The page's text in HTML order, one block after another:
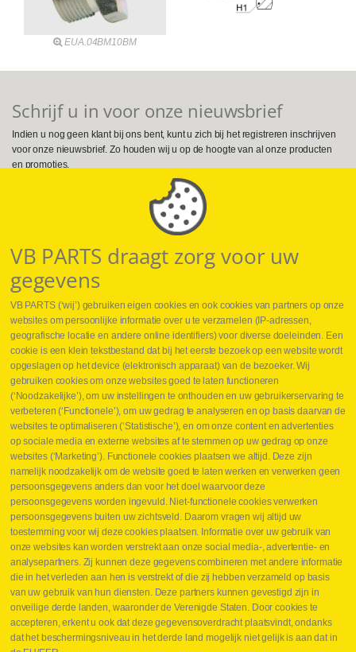
EUA.04BM10BM
Schrijf u in voor onze nieuwsbrief
Indien u nog geen klant bij ons bent, kunt u zich bij het registreren inschrijven
voor onze nieuwsbrief. Zo houden wij u op de hoogte van al onze producten
en promoties.
Volg ons op Social Media
Webshop
Nieuws
Jobs
Contact
Leveringen
Drukcontrole set
Persmaten
Herstellen cilinders
Hoe opmeten?
Hydrogroepen
Hydraulische slangen
Contact VB Parts
Abraham Hansstraat 7 ,B-8800 Roeselare
Tel. +32 (0)51 24 06 05
E-mail info@vbparts.be
⏳ Laatste maand Webtec-promotie!
VB PARTS draagt zorg voor uw
gegevens
VB PARTS (‘wij’) gebruiken eigen cookies en ook cookies van partners op onze
websites om persoonlijke informatie over u te verzamelen (IP-adressen,
geografische locatie en andere online identifiers) voor diverse doeleinden. Een
cookie is een klein tekstbestand dat bij het eerste bezoek op een website wordt
opgeslagen op het device (elektronisch apparaat) van de bezoeker. Wij
gebruiken cookies om onze websites goed te laten functioneren
(‘Noodzakelijke’), om uw instellingen te onthouden en uw gebruikerservaring te
verbeteren (‘Functionele’), om uw gedrag te analyseren en op basis daarvan de
websites te optimaliseren (‘Statistische’), en om onze content en advertenties
op sociale media en externe websites af te stemmen op uw gedrag op onze
websites (‘Marketing’). Functionele cookies plaatsen we altijd. Deze zijn
namelijk noodzakelijk om de website goed te laten werken en verwerken geen
persoonsgegevens anders dan voor het doel waarvoor deze
persoonsgegevens worden ingevuld. Niet-functionele cookies verwerken
persoonsgegevens buiten uw zichtsveld. Daarom vragen wij altijd uw
toestemming voor wij deze cookies plaatsen. Informatie over uw gebruik van
onze websites kan worden verstrekt aan onze social media-, advertentie- en
analysepartners. Zij kunnen deze gegevens combineren met andere informatie
die in het verleden aan hen is verstrekt of die zij hebben verzameld op basis
van uw gebruik van hun diensten. Deze partners kunnen gevestigd zijn in
onveilige derde landen, waaronder de Verenigde Staten. Door cookies te
accepteren, erkent u ook dat deze gegevensoverdracht plaatsvindt, ondanks
dat het beschermingsniveau in het derde land mogelijk niet gelijk is aan dat in